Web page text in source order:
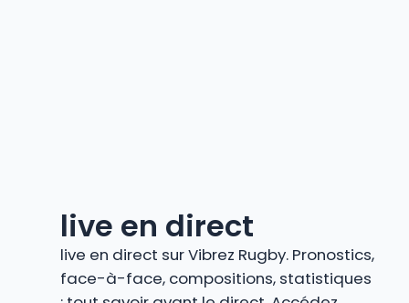
live en direct
live en direct sur Vibrez Rugby. Pronostics,
face-à-face, compositions, statistiques